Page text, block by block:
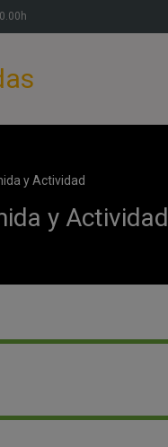
y Actividad
y Actividad